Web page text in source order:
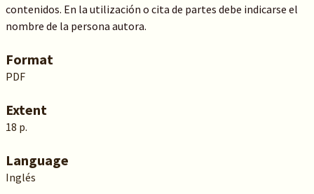
contenidos. En la utilización o cita de partes debe indicarse el
nombre de la persona autora.
Format
PDF
Extent
18 p.
Language
Inglés